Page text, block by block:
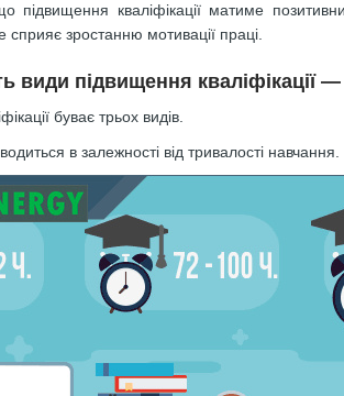
підвищення кваліфікації матиме
сприяє зростанню мотивації праці.
види підвищення кваліфікації
буває трьох видів.
в залежності від тривалості навчання.